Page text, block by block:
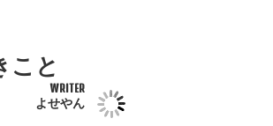
こと
WRITER
よせやん